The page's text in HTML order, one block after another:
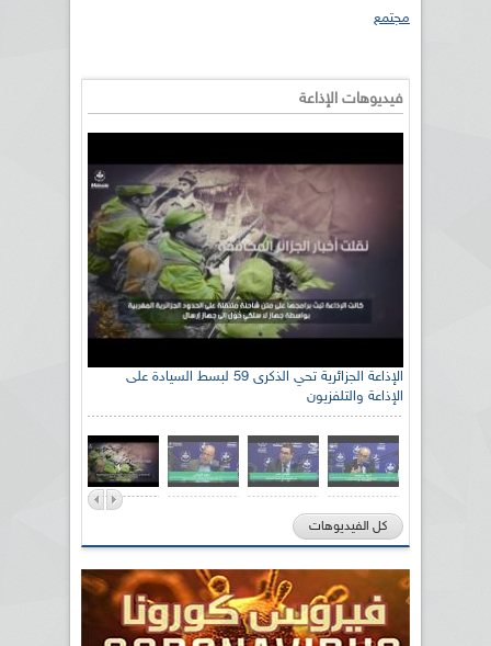
مجتمع
فيديوهات الإذاعة
الإذاعة الجزائرية تحي الذكرى 59 لبسط السيادة على
الإذاعة والتلفزيون
كل الفيديوهات